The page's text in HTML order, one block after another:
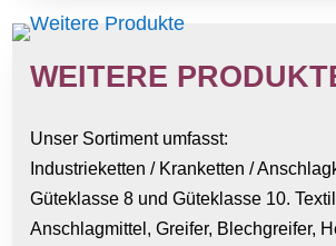
WEITERE
Unser Sortiment umfasst:
Industrieketten / Kranketten /
Güteklasse 8 und Güteklasse 10.
Anschlagmittel, Greifer, Blechgreifer,